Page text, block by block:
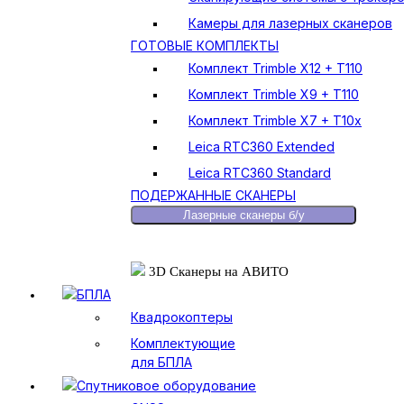
Камеры для лазерных сканеров
ГОТОВЫЕ КОМПЛЕКТЫ
Комплект Trimble X12 + T110
Комплект Trimble X9 + T110
Комплект Trimble X7 + T10x
Leica RTC360 Extended
Leica RTC360 Standard
ПОДЕРЖАННЫЕ СКАНЕРЫ
Лазерные сканеры б/у
3D Сканеры на АВИТО
БПЛА
Квадрокоптеры
Комплектующие
для БПЛА
Спутниковое оборудование